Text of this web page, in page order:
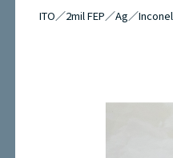
ITO／2mil FEP／Ag／Inconel